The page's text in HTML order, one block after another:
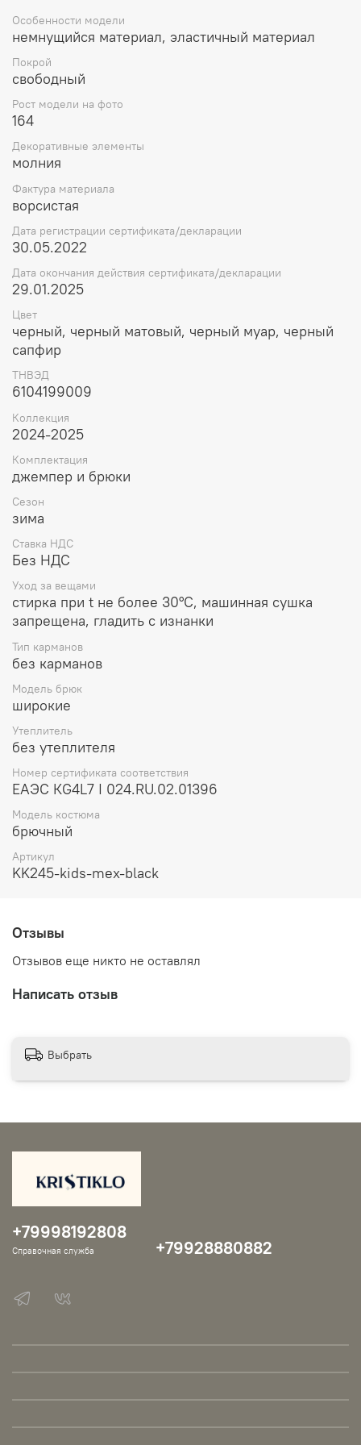
Особенности модели
немнущийся материал, эластичный материал
Покрой
свободный
Рост модели на фото
164
Декоративные элементы
молния
Фактура материала
ворсистая
Дата регистрации сертификата/декларации
30.05.2022
Дата окончания действия сертификата/декларации
29.01.2025
Цвет
черный, черный матовый, черный муар, черный
сапфир
ТНВЭД
6104199009
Коллекция
2024-2025
Комплектация
джемпер и брюки
Сезон
зима
Ставка НДС
Без НДС
Уход за вещами
стирка при t не более 30°C, машинная сушка
запрещена, гладить с изнанки
Тип карманов
без карманов
Модель брюк
широкие
Утеплитель
без утеплителя
Номер сертификата соответствия
ЕАЭС КG4L7 I 024.RU.02.01396
Модель костюма
брючный
Артикул
KK245-kids-mex-black
Отзывы
Отзывов еще никто не оставлял
Написать отзыв
Выбрать
+79998192808
Справочная служба +79928880882